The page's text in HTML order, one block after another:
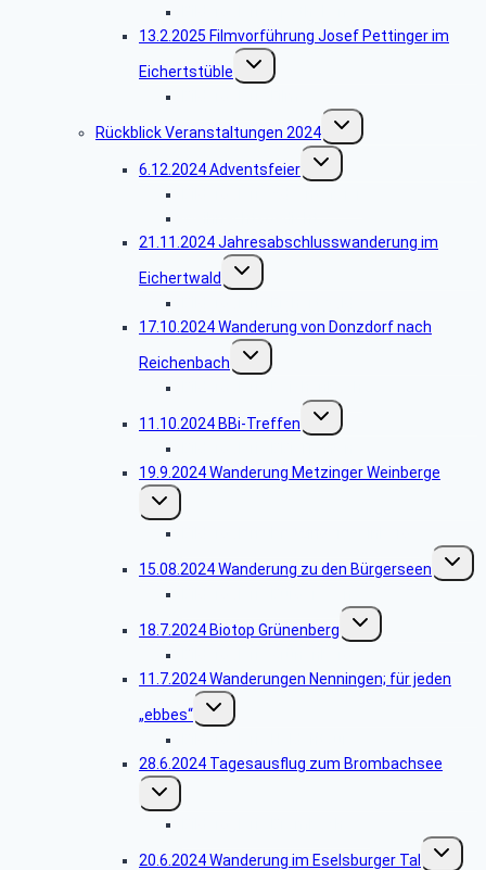
13.2.2025 Filmvorführung Josef Pettinger im
Eichertstüble
Untermenü
umschalten
Rückblick Veranstaltungen 2024
Untermenü
umschalten
6.12.2024 Adventsfeier
Untermenü
umschalten
21.11.2024 Jahresabschlusswanderung im
Eichertwald
Untermenü
umschalten
17.10.2024 Wanderung von Donzdorf nach
Reichenbach
Untermenü
umschalten
11.10.2024 BBi-Treffen
Untermenü
umschalten
19.9.2024 Wanderung Metzinger Weinberge
Untermenü
umschalten
15.08.2024 Wanderung zu den Bürgerseen
18.7.2024 Biotop Grünenberg
Untermenü
umschalten
11.7.2024 Wanderungen Nenningen; für jeden
„ebbes“
Untermenü
umschalten
28.6.2024 Tagesausflug zum Brombachsee
Untermenü
umschalten
20.6.2024 Wanderung im Eselsburger Tal